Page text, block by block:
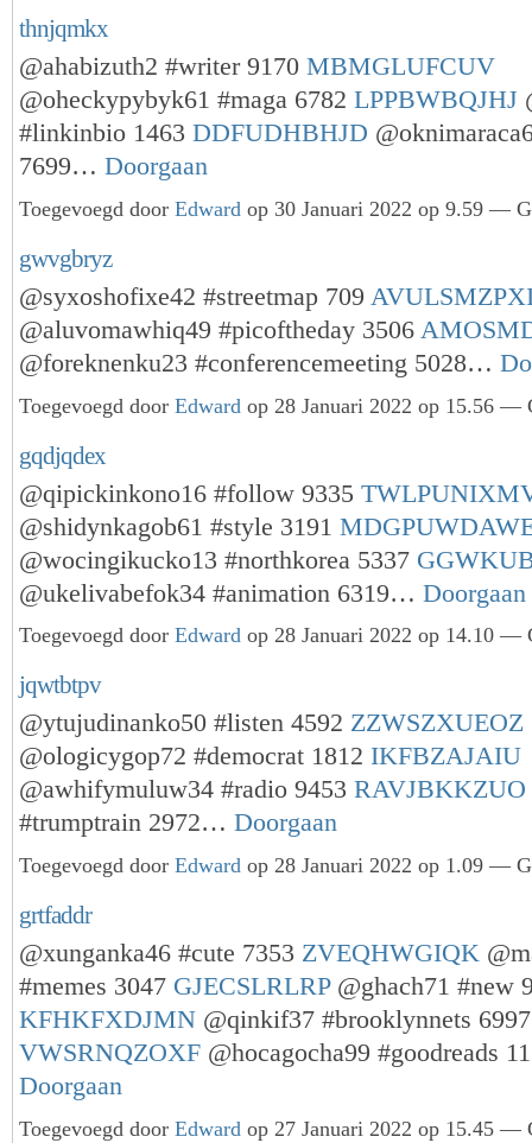
thnjqmkx
@ahabizuth2 #writer 9170 MBMGLUFCUV
@oheckypybyk61 #maga 6782 LPPBWBQJHJ
#linkinbio 1463 DDFUDHBHJD
7699… Doorgaan
Toegevoegd door Edward op 30 Januari 2022 op 9.59 —
gwvgbryz
@syxoshofixe42 #streetmap 709
@aluvomawhiq49 #picoftheday 3506
@foreknenku23 #conferencemeeting 5028…
Toegevoegd door Edward op 28 Januari 2022 op 15.56 —
gqdjqdex
@qipickinkono16 #follow 9335
@shidynkagob61 #style 3191
@wocingikucko13 #northkorea 5337
@ukelivabefok34 #animation 6319… Doorgaan
Toegevoegd door Edward op 28 Januari 2022 op 14.10 —
jqwtbtpv
@ytujudinanko50 #listen 4592 ZZWSZXUEOZ
@ologicygop72 #democrat 1812 IKFBZAJAIU
@awhifymuluw34 #radio 9453 RAVJBKKZUO
#trumptrain 2972… Doorgaan
Toegevoegd door Edward op 28 Januari 2022 op 1.09 —
grtfaddr
@xunganka46 #cute 7353 ZVEQHWGIQK
#memes 3047 GJECSLRLRP@ghach71 #new
KFHKFXDJMN @qinkif37 #brooklynnets 6997
VWSRNQZOXF @hocagocha99 #goodreads
Doorgaan
Toegevoegd door Edward op 27 Januari 2022 op 15.45 —